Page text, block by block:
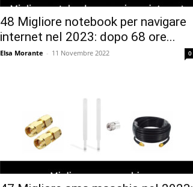
48 Migliore notebook per navigare
internet nel 2023: dopo 68 ore...
Elsa Morante - 11 Novembre 2022 0